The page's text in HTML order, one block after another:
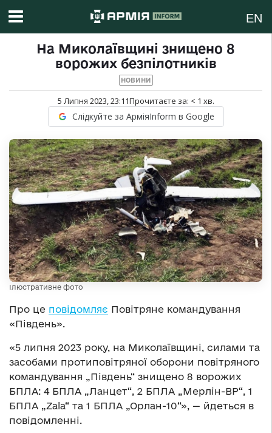
EN
На Миколаївщині знищено 8
ворожих безпілотників
НОВИНИ
5 Липня 2023, 23:11Прочитаєте за: < 1 хв.
Слідкуйте за АрміяInform в Google
Ілюстративне фото
Про це повідомляє Повітряне командування
«Південь».
«5 липня 2023 року, на Миколаївщині, силами та
засобами протиповітряної оборони повітряного
командування „Південь“ знищено 8 ворожих
БПЛА: 4 БПЛА „Ланцет“, 2 БПЛА „Мерлін-ВР“, 1
БПЛА „Zala“ та 1 БПЛА „Орлан-10“», — йдеться в
повідомленні.